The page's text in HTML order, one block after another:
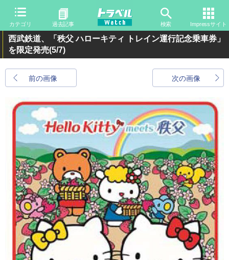
カテゴリ 過去記事 検索 Impressサイト
西武鉄道、「秩父 ハローキティ トレイン運行記念乗車券」
を限定発売(5/7)
前の画像 次の画像